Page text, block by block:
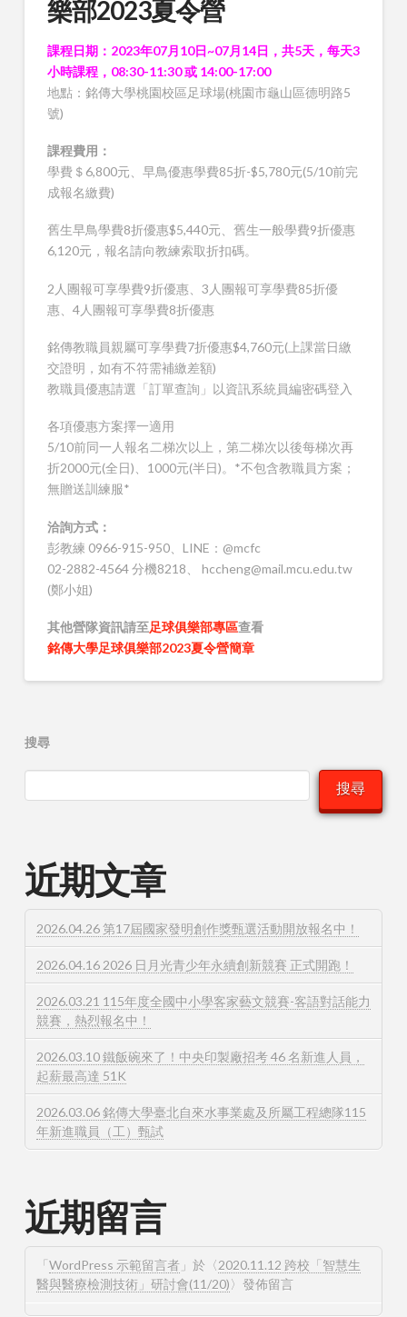
樂部2023夏令營
課程日期：2023年07月10日~07月14日，共5天，每天3
小時課程，08:30-11:30 或 14:00-17:00
地點：銘傳大學桃園校區足球場(桃園市龜山區德明路5
號)
課程費用：
學費＄6,800元、早鳥優惠學費85折-$5,780元(5/10前完
成報名繳費)
舊生早鳥學費8折優惠$5,440元、舊生一般學費9折優惠
6,120元，報名請向教練索取折扣碼。
2人團報可享學費9折優惠、3人團報可享學費85折優
惠、4人團報可享學費8折優惠
銘傳教職員親屬可享學費7折優惠$4,760元(上課當日繳
交證明，如有不符需補繳差額)
教職員優惠請選「訂單查詢」以資訊系統員編密碼登入
各項優惠方案擇一適用
5/10前同一人報名二梯次以上，第二梯次以後每梯次再
折2000元(全日)、1000元(半日)。*不包含教職員方案；
無贈送訓練服*
洽詢方式：
彭教練 0966-915-950、LINE：@mcfc
02-2882-4564 分機8218、 hccheng@mail.mcu.edu.tw
(鄭小姐)
其他營隊資訊請至足球俱樂部專區查看
銘傳大學足球俱樂部2023夏令營簡章
搜尋
搜尋
近期文章
2026.04.26 第17屆國家發明創作獎甄選活動開放報名中！
2026.04.16 2026 日月光青少年永續創新競賽 正式開跑！
2026.03.21 115年度全國中小學客家藝文競賽-客語對話能力
競賽，熱烈報名中！
2026.03.10 鐵飯碗來了！中央印製廠招考 46 名新進人員，
起薪最高達 51K
2026.03.06 銘傳大學臺北自來水事業處及所屬工程總隊115
年新進職員（工）甄試
近期留言
「 WordPress 示範留言者」於〈2020.11.12 跨校「智慧生
醫與醫療檢測技術」研討會(11/20)〉發佈留言